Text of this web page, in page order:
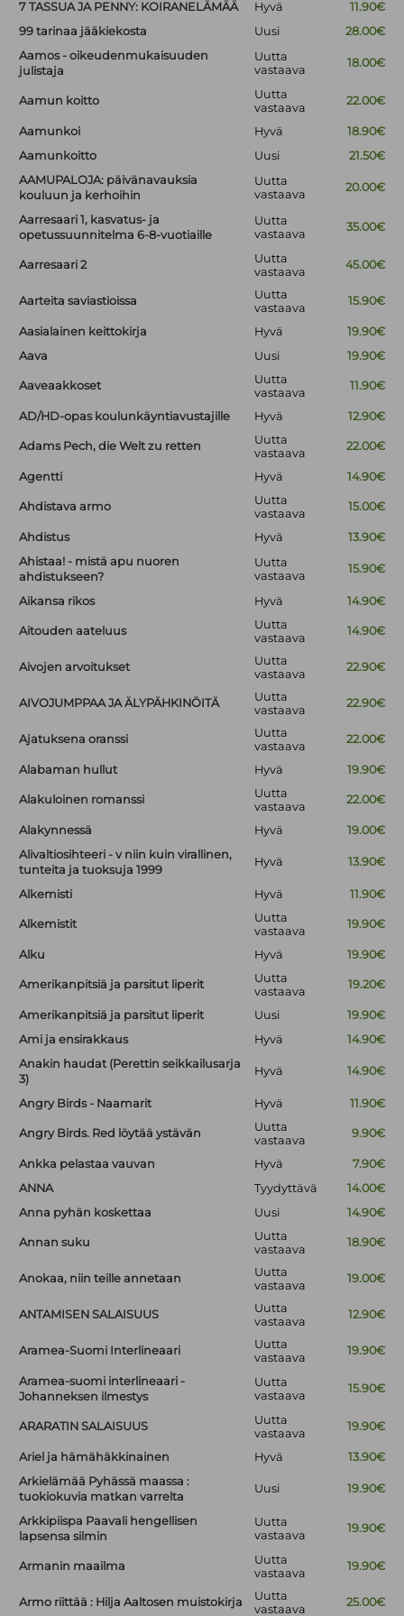
7 TASSUA JA PENNY: KOIRANELÄMÄÄ Hyvä
11.90€
99 tarinaa jääkiekosta
Uusi
28.00€
Aamos - oikeudenmukaisuuden
julistaja
Uutta
vastaava
18.00€
Aamun koitto
Uutta
vastaava
22.00€
Aamunkoi Hyvä
18.90€
Aamunkoitto
Uusi
21.50€
AAMUPALOJA: päivänavauksia
kouluun ja kerhoihin
Uutta
vastaava
20.00€
Aarresaari 1, kasvatus- ja
opetussuunnitelma 6-8-vuotiaille
Uutta
vastaava
35.00€
Aarresaari 2
Uutta
vastaava
45.00€
Aarteita saviastioissa
Uutta
vastaava
15.90€
Aasialainen keittokirja Hyvä
19.90€
Aava
Uusi 19.90€
Aaveaakkoset
Uutta
vastaava
11.90€
AD/HD-opas koulunkäyntiavustajille Hyvä 12.90€
Adams Pech, die Welt zu retten
Uutta
vastaava
22.00€
Agentti Hyvä 14.90€
Ahdistava armo
Uutta
vastaava
15.00€
Ahdistus Hyvä
13.90€
Ahistaa! - mistä apu nuoren
ahdistukseen?
Uutta
vastaava
15.90€
Aikansa rikos Hyvä 14.90€
Aitouden aateluus
Uutta
vastaava
14.90€
Aivojen arvoitukset
Uutta
vastaava
22.90€
AIVOJUMPPAA JA ÄLYPÄHKINÖITÄ
Uutta
vastaava
22.90€
Ajatuksena oranssi
Uutta
vastaava
22.00€
Alabaman hullut Hyvä 19.90€
Alakuloinen romanssi
Uutta
vastaava
22.00€
Alakynnessä Hyvä
19.00€
Alivaltiosihteeri - v niin kuin virallinen,
tunteita ja tuoksuja 1999
Hyvä 13.90€
Alkemisti Hyvä 11.90€
Alkemistit
Uutta
vastaava
19.90€
Alku Hyvä 19.90€
Amerikanpitsiä ja parsitut liperit
Uutta
vastaava
19.20€
Amerikanpitsiä ja parsitut liperit Uusi
19.90€
Ami ja ensirakkaus
Hyvä
14.90€
Anakin haudat (Perettin seikkailusarja
3)
Hyvä 14.90€
Angry Birds - Naamarit Hyvä 11.90€
Angry Birds. Red löytää ystävän
Uutta
vastaava
9.90€
Ankka pelastaa vauvan Hyvä
7.90€
ANNA
Tyydyttävä
14.00€
Anna pyhän koskettaa
Uusi 14.90€
Annan suku
Uutta
vastaava
18.90€
Anokaa, niin teille annetaan
Uutta
vastaava
19.00€
ANTAMISEN SALAISUUS
Uutta
vastaava
12.90€
Aramea-Suomi Interlineaari
Uutta
vastaava
19.90€
Aramea-suomi interlineaari -
Johanneksen ilmestys
Uutta
vastaava
15.90€
ARARATIN SALAISUUS
Uutta
vastaava
19.90€
Ariel ja hämähäkkinainen Hyvä
13.90€
Arkielämää Pyhässä maassa :
tuokiokuvia matkan varrelta
Uusi 19.90€
Arkkipiispa Paavali hengellisen
lapsensa silmin
Uutta
vastaava
19.90€
Armanin maailma
Uutta
vastaava
19.90€
Armo riittää : Hilja Aaltosen muistokirja
Uutta
vastaava
25.00€